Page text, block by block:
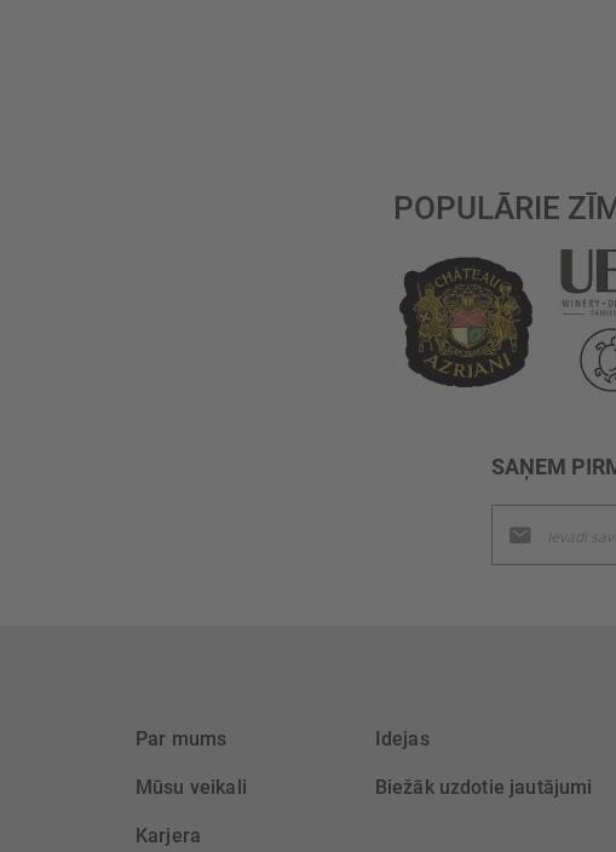
POPULĀRIE
SAŅEM
jaunumu
saņemšanai:
Par mums
Mūsu veikali
Karjera
Idejas
Biežāk uzdotie jautājumi